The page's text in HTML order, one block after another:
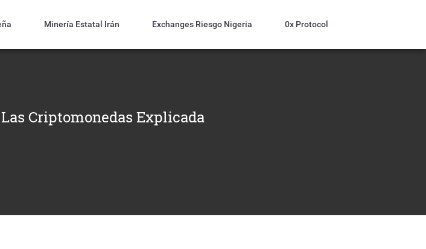
Minería Estatal Irán Exchanges Riesgo Nigeria 0x Protocol
Criptomonedas Explicada